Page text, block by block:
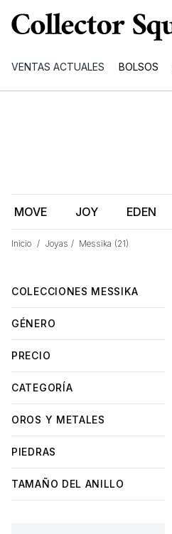
VENTAS ACTUALES BOLSOS
Inicio / Joyas / Messika (21)
MOVE JOY EDEN
COLECCIONES MESSIKA
GÉNERO
PRECIO
CATEGORÍA
OROS Y METALES
PIEDRAS
TAMAÑO DEL ANILLO